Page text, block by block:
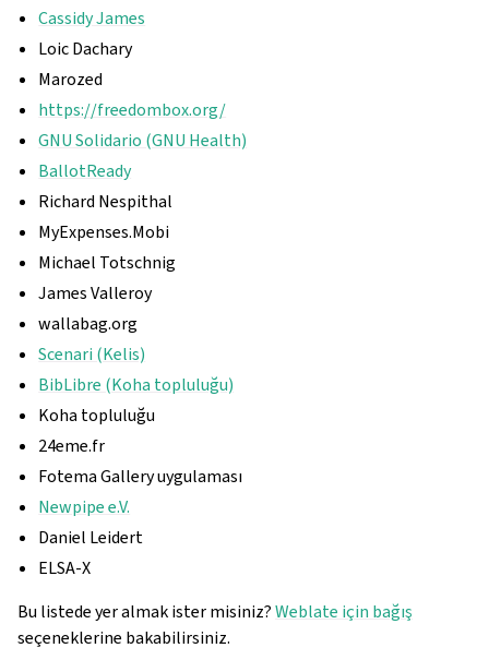
Cassidy James
Loic Dachary
Marozed
https://freedombox.org/
GNU Solidario (GNU Health)
BallotReady
Richard Nespithal
MyExpenses.Mobi
Michael Totschnig
James Valleroy
wallabag.org
Scenari (Kelis)
BibLibre (Koha topluluğu)
Koha topluluğu
24eme.fr
Fotema Gallery uygulaması
Newpipe e.V.
Daniel Leidert
ELSA-X
Bu listede yer almak ister misiniz?Weblate için bağış
seçeneklerine bakabilirsiniz.